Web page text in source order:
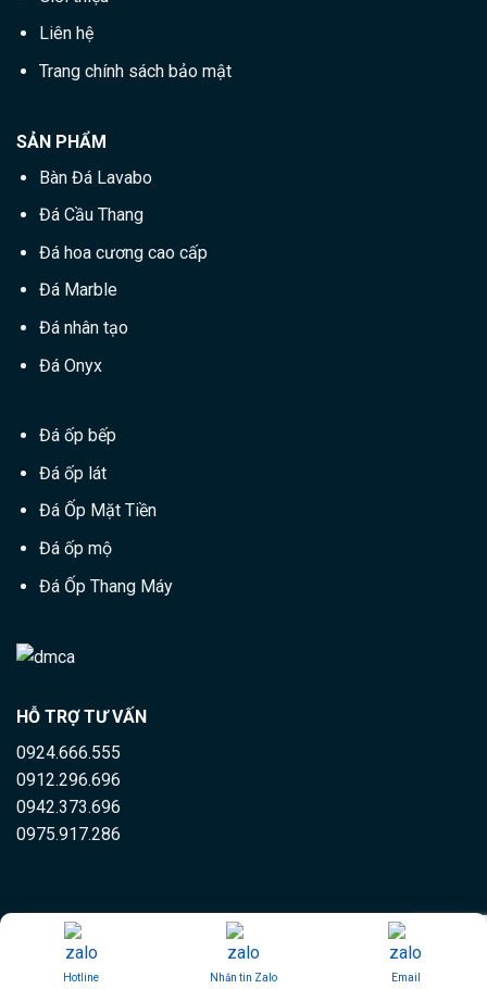
Liên hệ
Trang chính sách bảo mật
SẢN PHẨM
Bàn Đá Lavabo
Đá Cầu Thang
Đá hoa cương cao cấp
Đá Marble
Đá nhân tạo
Đá Onyx
Đá ốp bếp
Đá ốp lát
Đá Ốp Mặt Tiền
Đá ốp mộ
Đá Ốp Thang Máy
HỖ TRỢ TƯ VẤN
0924.666.555
0912.296.696
0942.373.696
0975.917.286
Hotline Nhắn tin Zalo Email